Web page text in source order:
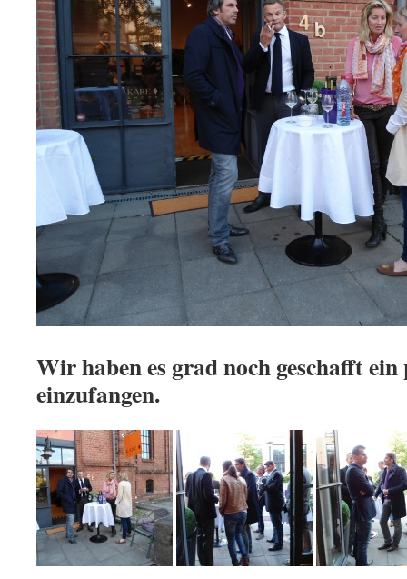
Wir haben es grad noch geschafft
einzufangen.